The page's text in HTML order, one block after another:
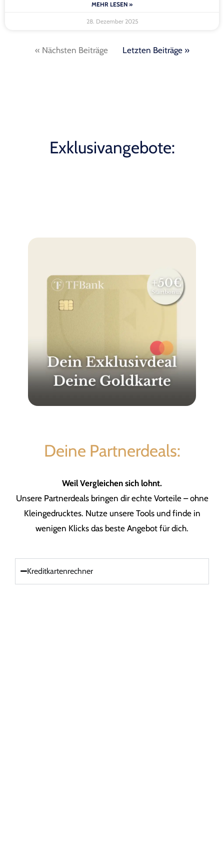
MEHR LESEN »
28. Dezember 2025
« Nächsten Beiträge Letzten Beiträge »
Exklusivangebote:
Deine Partnerdeals:
Weil Vergleichen sich lohnt.
Unsere Partnerdeals bringen dir echte Vorteile – ohne
Kleingedrucktes. Nutze unsere Tools und finde in
wenigen Klicks das beste Angebot für dich.
Kreditkartenrechner